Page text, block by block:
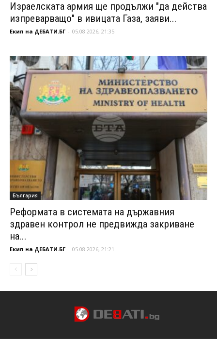
Израелската армия ще продължи "да действа
изпреварващо" в ивицата Газа, заяви...
Екип на ДЕБАТИ.БГ - 05.08.2026, 21:35
България
Реформата в системата на държавния
здравен контрол не предвижда закриване
на...
Екип на ДЕБАТИ.БГ - 05.08.2026, 21:21